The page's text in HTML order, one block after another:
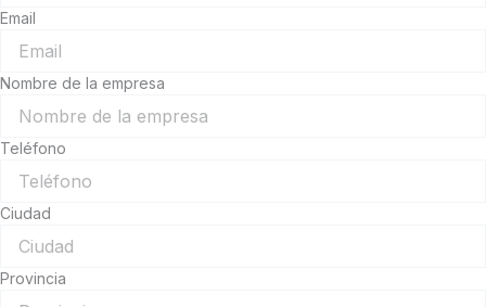
Email
Nombre de la empresa
Teléfono
Ciudad
Provincia